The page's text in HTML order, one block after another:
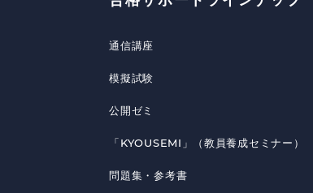
通信講座
模擬試験
公開ゼミ
「KYOUSEMI」（教員養成セミナー）
問題集・参考書